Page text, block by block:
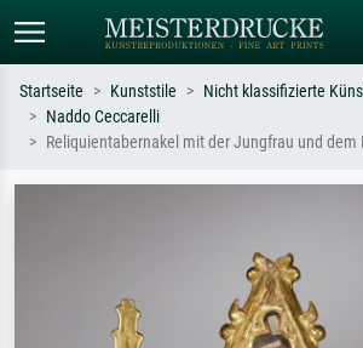
Standardsuche
Startseite Kunststile
Nicht klassifizierte
Naddo Ceccarelli
Reliquientabernakel mit der Jungfrau und dem